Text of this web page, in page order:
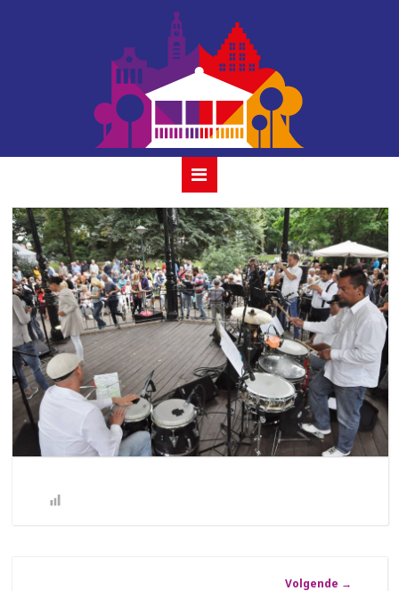
accion con clave
01
Volgende →